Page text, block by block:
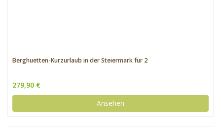
Berghuetten-Kurzurlaub in der Steiermark für 2
279,90 €
Ansehen